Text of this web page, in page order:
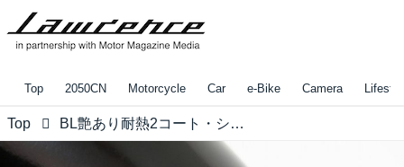
Top 2050CN Motorcycle Car e-Bike Camera
Top BL艶あり耐熱2コート・システム... この驚異的な耐熱性をご覧下さい!!